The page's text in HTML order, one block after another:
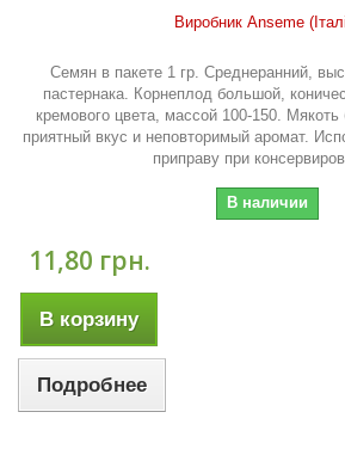
Виробник Anseme
Семян в пакете 1 гр. Среднеранний,
пастернака. Корнеплод большой,
кремового цвета, массой 100-150.
приятный вкус и неповторимый аромат.
приправу при
В наличии
11,80 грн.
В корзину
Подробнее